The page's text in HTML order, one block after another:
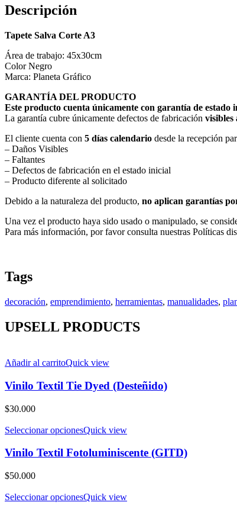
Descripción
Tapete Salva Corte A3
Área de trabajo: 45x30cm
Color Negro
Marca: Planeta Gráfico
GARANTÍA DEL PRODUCTO
Este producto cuenta únicamente con garantía de estado
La garantía cubre únicamente defectos de fabricación visibles
El cliente cuenta con 5 días calendario desde la recepción
– Daños Visibles
– Faltantes
– Defectos de fabricación en el estado inicial
– Producto diferente al solicitado
Debido a la naturaleza del producto, no aplican garantías
Una vez el producto haya sido usado o manipulado, se
Para más información, por favor consulta nuestras Políticas
Tags
decoración, emprendimiento, herramientas, manualidades,
UPSELL PRODUCTS
Añadir al carritoQuick view
Vinilo Textil Tie Dyed (Desteñido)
$30.000
Seleccionar opcionesQuick view
Vinilo Textil Fotoluminiscente (GITD)
$50.000
Seleccionar opcionesQuick view